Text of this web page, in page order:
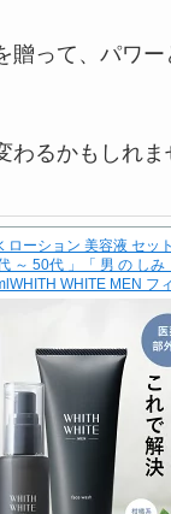
贈って、パワー
わるかもしれま
ローション 美容液 セッ
～ 50代 」「 男 の しみ
WHITE MEN フ